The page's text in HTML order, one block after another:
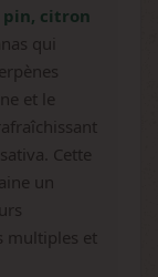
pin, citron
qui
et le
Cette
un
multiples et